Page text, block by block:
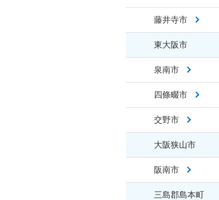
藤井寺市
東大阪市
泉南市
四條畷市
交野市
大阪狭山市
阪南市
三島郡島本町